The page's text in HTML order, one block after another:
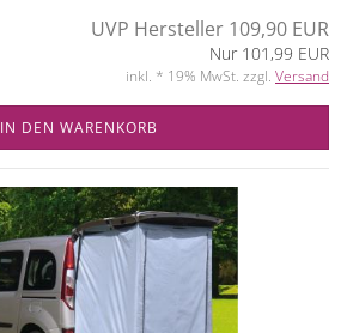
UVP Hersteller 109,90 EUR
Nur 101,99 EUR
inkl. * 19% MwSt. zzgl. Versand
IN DEN WARENKORB